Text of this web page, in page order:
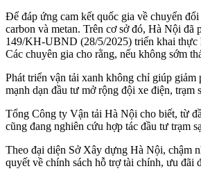
Để đáp ứng cam kết quốc gia về chuyển
carbon và metan. Trên cơ sở đó, Hà Nội
149/KH-UBND (28/5/2025) triển khai thực
Các chuyên gia cho rằng, nếu không sớm
Phát triển vận tải xanh không chỉ giúp
mạnh dạn đầu tư mở rộng đội xe điện,
Tổng Công ty Vận tải Hà Nội cho biết, từ
cũng đang nghiên cứu hợp tác đầu tư trạm
Theo đại diện Sở Xây dựng Hà Nội, chậm
quyết về chính sách hỗ trợ tài chính, ưu đãi